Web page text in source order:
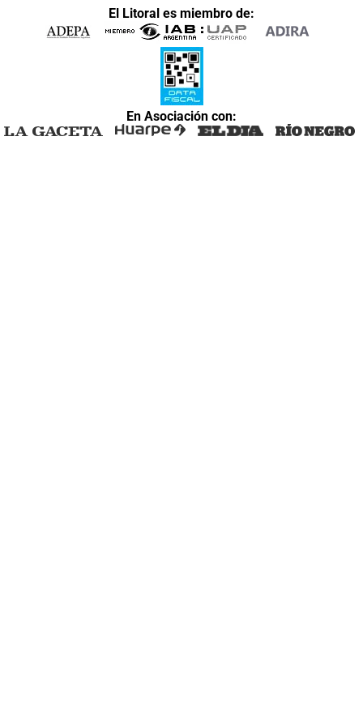
El Litoral es miembro de:
En Asociación con: